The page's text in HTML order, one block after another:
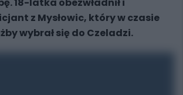
z Mysłowic, który w czasie
wybrał się do Czeladzi.